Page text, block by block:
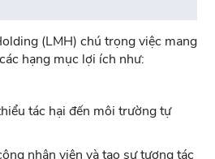
(LMH) chú trọng việc mang
hạng mục lợi ích như:
tác hại đến môi trường tự
nhân viên và tạo sự tương tác